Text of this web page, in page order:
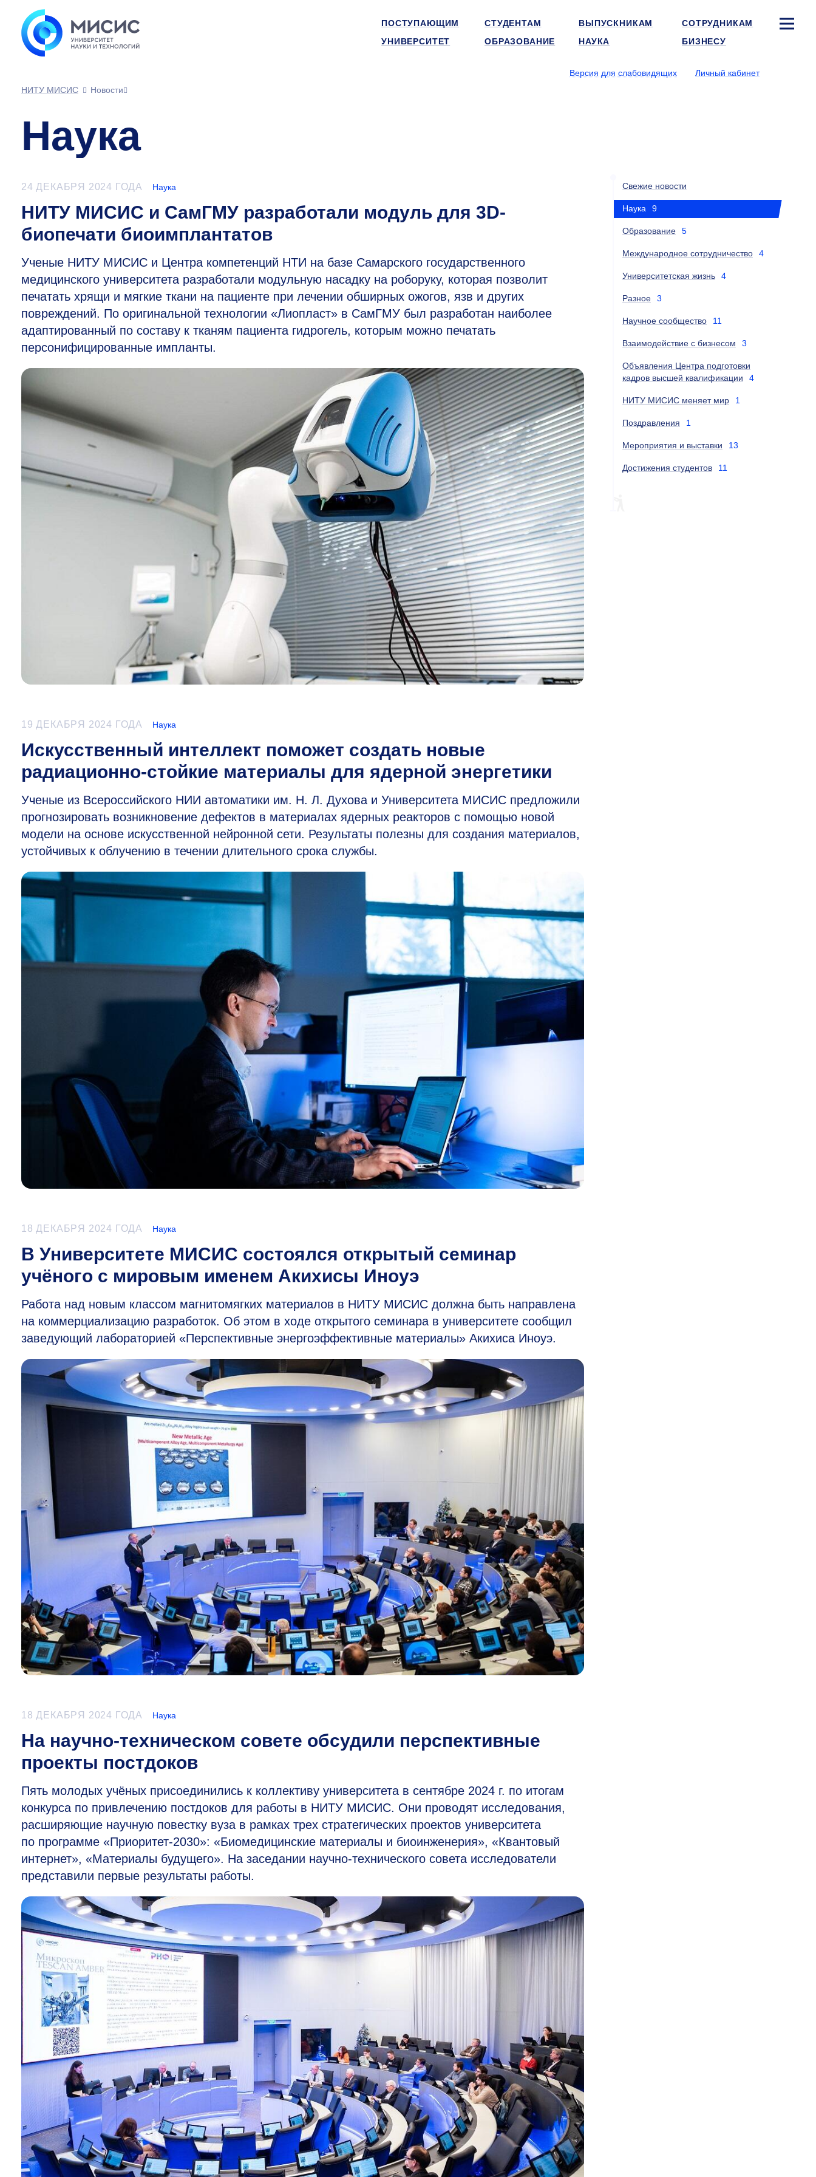
ПОСТУПАЮЩИМ СТУДЕНТАМ ВЫПУСКНИКАМ
СОТРУДНИКАМ
УНИВЕРСИТЕТ
ОБРАЗОВАНИЕ НАУКА БИЗНЕСУ
Версия для слабовидящих
Личный кабинет
НИТУ МИСИС
Новости
Наука
24 ДЕКАБРЯ 2024 ГОДА Наука
НИТУ МИСИС и СамГМУ разработали модуль для 3D-
биопечати биоимплантатов
Ученые НИТУ МИСИС и Центра компетенций НТИ на базе Самарского государственного
медицинского университета разработали модульную насадку на роборуку, которая позволит
печатать хрящи и мягкие ткани на пациенте при лечении обширных ожогов, язв и других
повреждений. По оригинальной технологии «Лиопласт» в СамГМУ был разработан наиболее
адаптированный по составу к тканям пациента гидрогель, которым можно печатать
персонифицированные импланты.
19 ДЕКАБРЯ 2024 ГОДА Наука
Искусственный интеллект поможет создать новые
радиационно-стойкие материалы для ядерной энергетики
Ученые из Всероссийского НИИ автоматики им. Н. Л. Духова и Университета МИСИС предложили
прогнозировать возникновение дефектов в материалах ядерных реакторов с помощью новой
модели на основе искусственной нейронной сети. Результаты полезны для создания материалов,
устойчивых к облучению в течении длительного срока службы.
18 ДЕКАБРЯ 2024 ГОДА Наука
В Университете МИСИС состоялся открытый семинар
учёного с мировым именем Акихисы Иноуэ
Работа над новым классом магнитомягких материалов в НИТУ МИСИС должна быть направлена
на коммерциализацию разработок. Об этом в ходе открытого семинара в университете сообщил
заведующий лабораторией «Перспективные энергоэффективные материалы» Акихиса Иноуэ.
18 ДЕКАБРЯ 2024 ГОДА Наука
На научно-техническом совете обсудили перспективные
проекты постдоков
Пять молодых учёных присоединились к коллективу университета в сентябре 2024 г. по итогам
конкурса по привлечению постдоков для работы в НИТУ МИСИС. Они проводят исследования,
расширяющие научную повестку вуза в рамках трех стратегических проектов университета
по программе «Приоритет-2030»: «Биомедицинские материалы и биоинженерия», «Квантовый
интернет», «Материалы будущего». На заседании научно-технического совета исследователи
представили первые результаты работы.
Свежие новости
Наука 9
Образование 5
Международное сотрудничество 4
Университетская жизнь 4
Разное 3
Научное сообщество 11
Взаимодействие с бизнесом 3
Объявления Центра подготовки
кадров высшей квалификации
4
НИТУ МИСИС меняет мир 1
Поздравления 1
Мероприятия и выставки 13
Достижения студентов 11